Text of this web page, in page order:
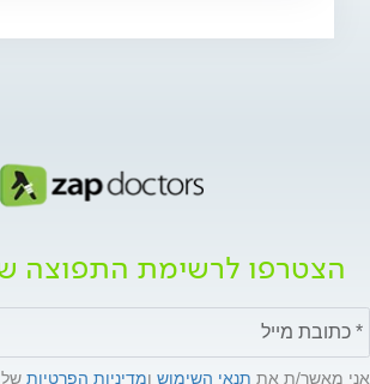
הצטרפו לרשימת התפוצה
אני מאשר/ת את תנאי השימוש ומדיניות הפרטיות של